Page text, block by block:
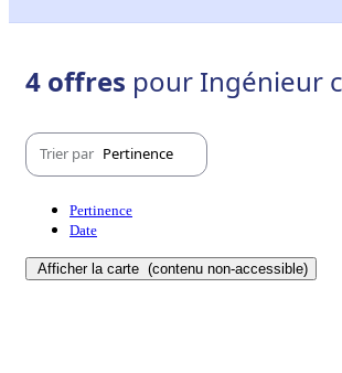
4 offres pour Ingénieur
Trier par Pertinence
Pertinence
Date
Afficher la carte (contenu non-accessible)